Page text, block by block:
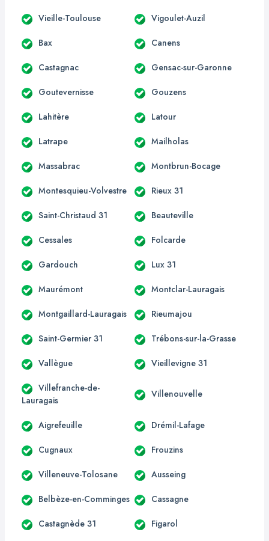
Vieille-Toulouse Vigoulet-Auzil
Bax Canens
Castagnac Gensac-sur-Garonne
Goutevernisse Gouzens
Lahitère Latour
Latrape Mailholas
Massabrac Montbrun-Bocage
Montesquieu-Volvestre Rieux 31
Saint-Christaud 31 Beauteville
Cessales Folcarde
Gardouch Lux 31
Maurémont Montclar-Lauragais
Montgaillard-Lauragais Rieumajou
Saint-Germier 31 Trébons-sur-la-Grasse
Vallègue Vieillevigne 31
Villefranche-de-
Lauragais
Villenouvelle
Aigrefeuille Drémil-Lafage
Cugnaux Frouzins
Villeneuve-Tolosane Ausseing
Belbèze-en-Comminges Cassagne
Castagnède 31 Figarol